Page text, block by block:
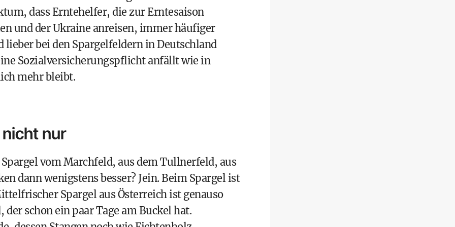
dass Erntehelfer, die zur Erntesaison
und der Ukraine anreisen, immer häufiger
lieber bei den Spargelfeldern in Deutschland
Sozialversicherungspflicht anfällt wie in
mehr bleibt.
nur
vom Marchfeld, aus dem Tullnerfeld, aus
dann wenigstens besser? Jein. Beim Spargel ist
Spargel aus Österreich ist genauso
schon ein paar Tage am Buckel hat.